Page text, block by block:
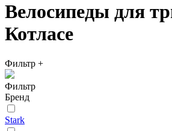
Велосипеды для
Котласе
Фильтр +
Фильтр
Бренд
Stark